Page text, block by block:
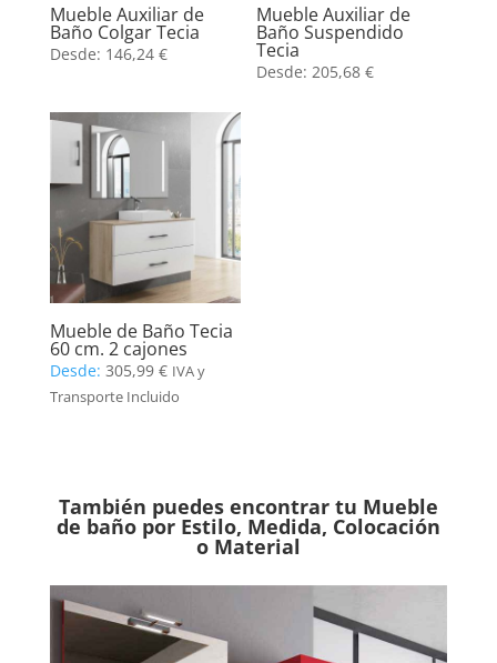
Mueble Auxiliar de
Baño Colgar Tecia
Desde: 146,24 €
Mueble Auxiliar de
Baño Suspendido
Tecia
Desde: 205,68€
Mueble de Baño Tecia
60 cm. 2 cajones
Desde: 305,99 € IVA y
Transporte Incluido
También puedes encontrar tu Mueble
de baño por Estilo, Medida, Colocación
o Material